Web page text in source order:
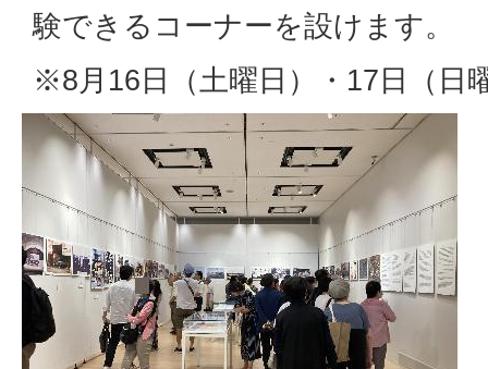
験できるコーナーを設けます。
※8月16日（土曜日）・17日（日